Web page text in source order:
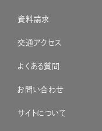
資料請求
交通アクセス
よくある質問
お問い合わせ
サイトについて